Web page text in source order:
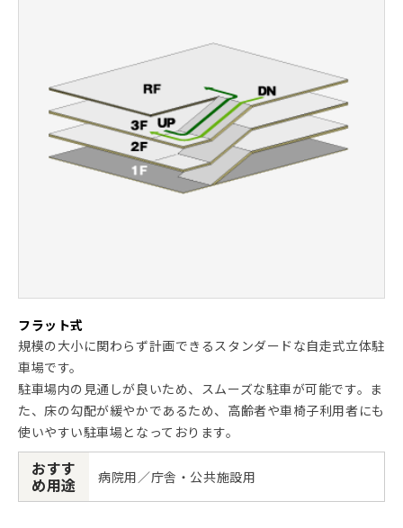
フラット式
規模の大小に関わらず計画できるスタンダードな自走式立体駐
車場です。
駐車場内の見通しが良いため、スムーズな駐車が可能です。ま
た、床の勾配が緩やかであるため、高齢者や車椅子利用者にも
使いやすい駐車場となっております。
おすす
め用途 病院用／庁舎・公共施設用